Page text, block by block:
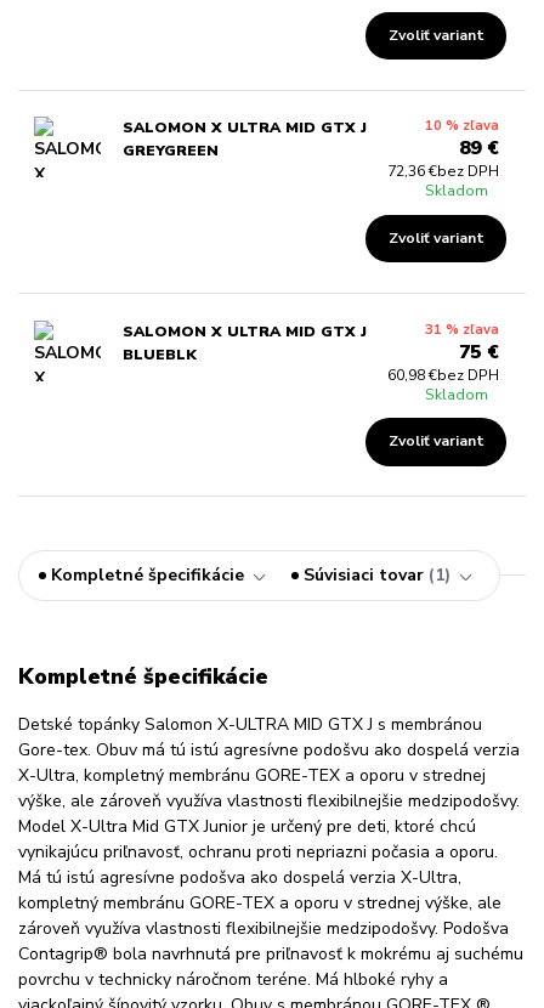
Zvoliť variant
SALOMON X ULTRA MID GTX J
GREYGREEN
10 % zľava
89 €
72,36 €bez DPH
Skladom
Zvoliť variant
SALOMON X ULTRA MID GTX J
BLUEBLK
31 % zľava
75 €
60,98 €bez DPH
Skladom
Zvoliť variant
Kompletné špecifikácie Súvisiaci tovar 1
Kompletné špecifikácie
Detské topánky Salomon X-ULTRA MID GTX J s membránou
Gore-tex. Obuv má tú istú agresívne podošvu ako dospelá verzia
X-Ultra, kompletný membránu GORE-TEX a oporu v strednej
výške, ale zároveň využíva vlastnosti flexibilnejšie medzipodošvy.
Model X-Ultra Mid GTX Junior je určený pre deti, ktoré chcú
vynikajúcu priľnavosť, ochranu proti nepriazni počasia a oporu.
Má tú istú agresívne podošva ako dospelá verzia X-Ultra,
kompletný membránu GORE-TEX a oporu v strednej výške, ale
zároveň využíva vlastnosti flexibilnejšie medzipodošvy. Podošva
Contagrip® bola navrhnutá pre priľnavosť k mokrému aj suchému
povrchu v technicky náročnom teréne. Má hlboké ryhy a